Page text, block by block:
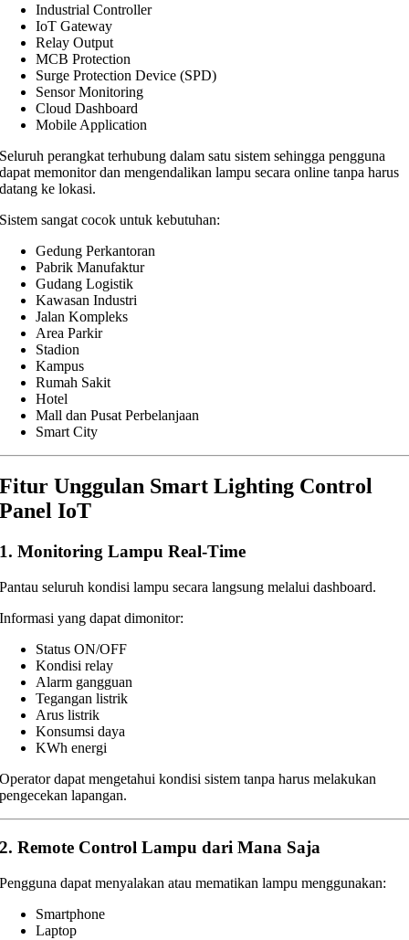
Industrial Controller
IoT Gateway
Relay Output
MCB Protection
Surge Protection Device (SPD)
Sensor Monitoring
Cloud Dashboard
Mobile Application
Seluruh perangkat terhubung dalam satu sistem sehingga pengguna
dapat memonitor dan mengendalikan lampu secara online tanpa harus
datang ke lokasi.
Sistem sangat cocok untuk kebutuhan:
Gedung Perkantoran
Pabrik Manufaktur
Gudang Logistik
Kawasan Industri
Jalan Kompleks
Area Parkir
Stadion
Kampus
Rumah Sakit
Hotel
Mall dan Pusat Perbelanjaan
Smart City
Fitur Unggulan Smart Lighting Control
Panel IoT
1. Monitoring Lampu Real-Time
Pantau seluruh kondisi lampu secara langsung melalui dashboard.
Informasi yang dapat dimonitor:
Status ON/OFF
Kondisi relay
Alarm gangguan
Tegangan listrik
Arus listrik
Konsumsi daya
KWh energi
Operator dapat mengetahui kondisi sistem tanpa harus melakukan
pengecekan lapangan.
2. Remote Control Lampu dari Mana Saja
Pengguna dapat menyalakan atau mematikan lampu menggunakan:
Smartphone
Laptop